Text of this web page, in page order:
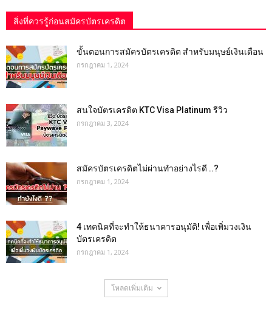
สิ่งที่ควรรู้ก่อนสมัครบัตรเครดิต
ขั้นตอนการสมัครบัตรเครดิต สำหรับมนุษย์เงินเดือน
กรกฎาคม 1, 2024
สนใจบัตรเครดิต KTC Visa Platinum รีวิว
กรกฎาคม 3, 2024
สมัครบัตรเครดิตไม่ผ่านทำอย่างไรดี ..?
กรกฎาคม 1, 2024
4 เทคนิคที่จะทำให้ธนาคารอนุมัติ! เพื่อเพิ่มวงเงิน
บัตรเครดิต
กรกฎาคม 1, 2024
โหลดเพิ่มเติม